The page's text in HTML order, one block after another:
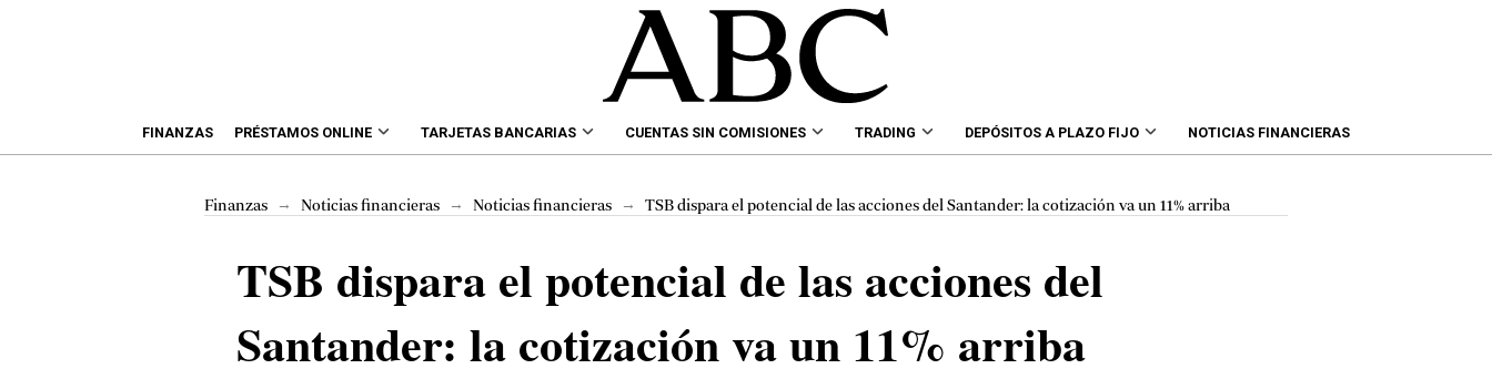
FINANZAS PRÉSTAMOS ONLINE TARJETAS BANCARIAS CUENTAS SIN COMISIONES TRADING DEPÓSITOS A PLAZO FIJO NOTICIAS FINANCIERAS
Finanzas → Noticias financieras → Noticias financieras → TSB dispara el potencial de las acciones del Santander: la cotización va un 11% arriba
TSB dispara el potencial de las acciones del
Santander: la cotización va un 11% arriba